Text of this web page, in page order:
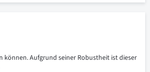
können. Aufgrund seiner Robustheit ist dieser